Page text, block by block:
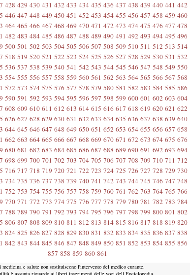
428 429 430 431 432 433 434 435 436 437 438 439 440 441 442
446 447 448 449 450 451 452 453 454 455 456 457 458 459 460
464 465 466 467 468 469 470 471 472 473 474 475 476 477 478
482 483 484 485 486 487 488 489 490 491 492 493 494 495 496
500 501 502 503 504 505 506 507 508 509 510 511 512 513 514
518 519 520 521 522 523 524 525 526 527 528 529 530 531 532
536 537 538 539 540 541 542 543 544 545 546 547 548 549 550
554 555 556 557 558 559 560 561 562 563 564 565 566 567 568
572 573 574 575 576 577 578 579 580 581 582 583 584 585 586
590 591 592 593 594 595 596 597 598 599 600 601 602 603 604
608 609 610 611 612 613 614 615 616 617 618 619 620 621 622
626 627 628 629 630 631 632 633 634 635 636 637 638 639 640
644 645 646 647 648 649 650 651 652 653 654 655 656 657 658
662 663 664 665 666 667 668 669 670 671 672 673 674 675 676
680 681 682 683 684 685 686 687 688 689 690 691 692 693 694
698 699 700 701 702 703 704 705 706 707 708 709 710 711 712
716 717 718 719 720 721 722 723 724 725 726 727 728 729 730
734 735 736 737 738 739 740 741 742 743 744 745 746 747 748
752 753 754 755 756 757 758 759 760 761 762 763 764 765 766
770 771 772 773 774 775 776 777 778 779 780 781 782 783 784
788 789 790 791 792 793 794 795 796 797 798 799 800 801 802
806 807 808 809 810 811 812 813 814 815 816 817 818 819 820
824 825 826 827 828 829 830 831 832 833 834 835 836 837 838
842 843 844 845 846 847 848 849 850 851 852 853 854 855 856
857 858 859 860 861
e salute non sostituiscono l'intervento del medico curante.
è assunta riguardo ai liberi inserimenti delle voci dell Enciclopedia.